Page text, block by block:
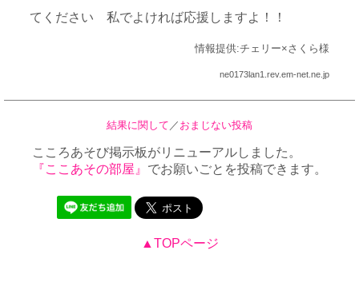
てください 私でよければ応援しますよ！！
情報提供:チェリー×さくら様
ne0173lan1.rev.em-net.ne.jp
結果に関して ／ おまじない投稿
こころあそび掲示板がリニューアルしました。
『ここあその部屋』 でお願いごとを投稿できます。
▲TOPページ